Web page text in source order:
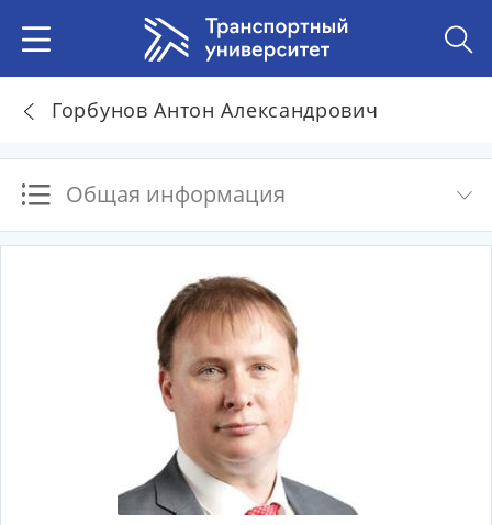
Горбунов Антон Александрович
Общая информация